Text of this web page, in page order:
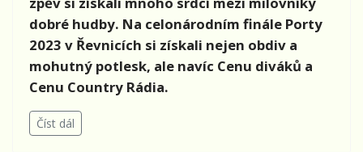
dobré hudby. Na celonárodním finále Porty
2023 v Řevnicích si získali nejen obdiv a
mohutný potlesk, ale navíc Cenu diváků a
Cenu Country Rádia.
Číst dál